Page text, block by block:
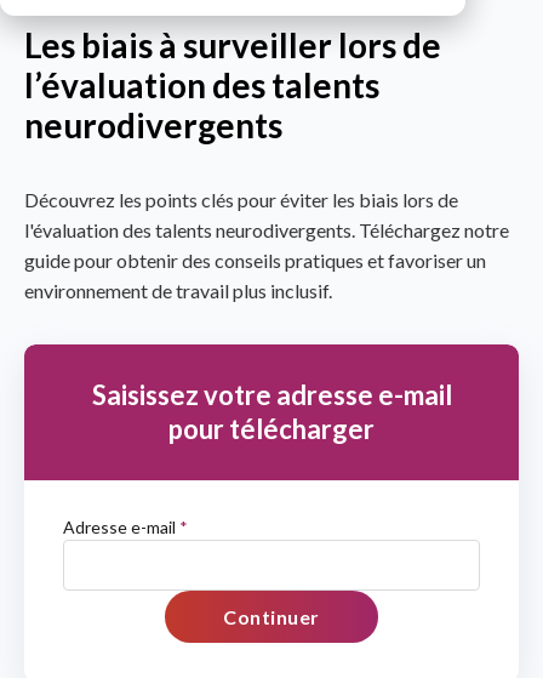
Les biais à surveiller lors de
l’évaluation des talents
neurodivergents
Découvrez les points clés pour éviter les biais lors de
l'évaluation des talents neurodivergents. Téléchargez notre
guide pour obtenir des conseils pratiques et favoriser un
environnement de travail plus inclusif.
Saisissez votre adresse e-mail
pour télécharger
Adresse e-mail *
Continuer